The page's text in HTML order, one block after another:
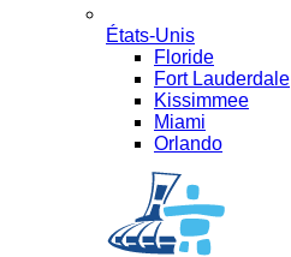
États-Unis
Floride
Fort Lauderdale
Kissimmee
Miami
Orlando